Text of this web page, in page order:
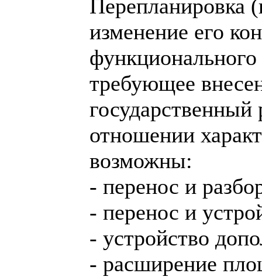
Перепланировка
изменение его
требующее
отношении
возможны:
- перенос и
- перенос и
- устройство
- расширение